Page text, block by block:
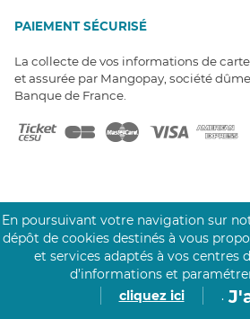
PAIEMENT SÉCURISÉ
La collecte de vos informations de
et assurée par Mangopay, société
Banque de France.
NOS PARTENAIRES
Click&Care est soutenu par les Groupes
Caisse des Dépôts et MAIF.
En poursuivant votre navigation sur
dépôt de cookies destinés à vous
et services adaptés à vos centres
d’informations et
cliquez ici
.